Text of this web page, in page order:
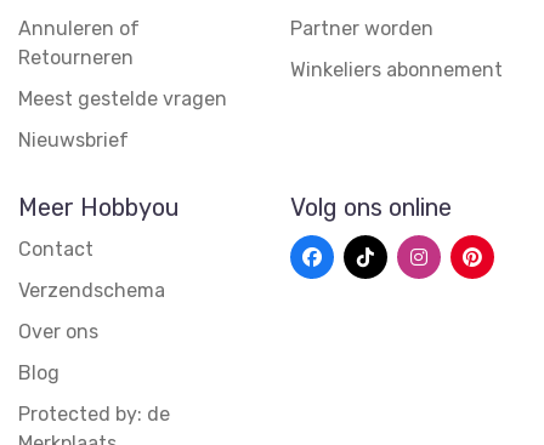
Annuleren of
Retourneren
Meest gestelde vragen
Nieuwsbrief
Partner worden
Winkeliers abonnement
Meer Hobbyou
Contact
Verzendschema
Over ons
Blog
Protected by: de
Volg ons online